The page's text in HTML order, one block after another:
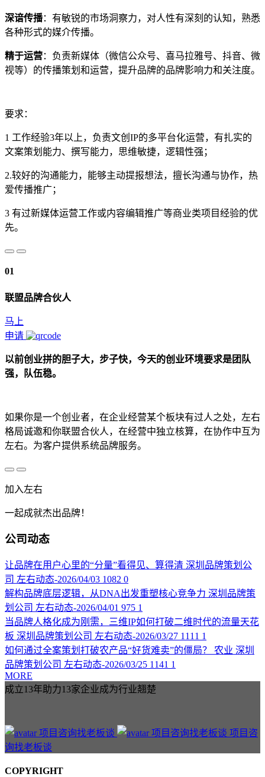
深谙传播：有敏锐的市场洞察力，对人性有深刻的认知，熟悉
各种形式的媒介传播。
精于运营：负责新媒体（微信公众号、喜马拉雅号、抖音、微
视等）的传播策划和运营，提升品牌的品牌影响力和关注度。
要求：
1 工作经验3年以上，负责文创IP的多平台化运营，有扎实的
文案策划能力、撰写能力，思维敏捷，逻辑性强；
2.较好的沟通能力，能够主动提报想法，擅长沟通与协作，热
爱传播推广；
3 有过新媒体运营工作或内容编辑推广等商业类项目经验的优
先。
01
联盟品牌合伙人
马上
申请
以前创业拼的胆子大，步子快，今天的创业环境要求是团队
强，队伍稳。
如果你是一个创业者，在企业经营某个板块有过人之处，左右
格局诚邀和你联盟合伙人，在经营中独立核算，在协作中互为
左右。为客户提供系统品牌服务。
加入左右
一起成就杰出品牌！
公司动态
让品牌在用户心里的“分量”看得见、算得清 深圳品牌策划公
司 左右动态-2026/04/03 1082 0
解构品牌底层逻辑，从DNA出发重塑核心竞争力 深圳品牌策
划公司 左右动态-2026/04/01 975 1
当品牌人格化成为刚需，三维IP如何打破二维时代的流量天花
板 深圳品牌策划公司 左右动态-2026/03/27 1111 1
如何通过全案策划打破农产品“好货难卖”的僵局？
农业 深圳
品牌策划公司 左右动态-2026/03/25 1141 1
MORE
成立13年助力13家企业成为行业翘楚
项目咨
询找老板谈
COPYRIGHT